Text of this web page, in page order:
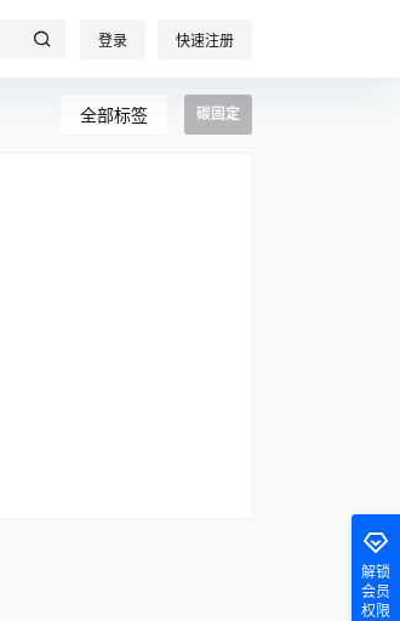
登录 快速注册
全部标签 碳固定
解锁
会员
权限